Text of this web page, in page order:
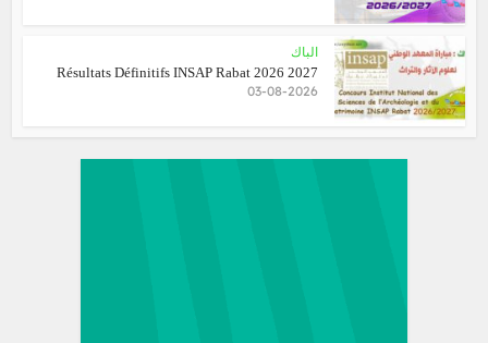
الباك
Résultats Définitifs INSAP Rabat 2026 2027
03-08-2026